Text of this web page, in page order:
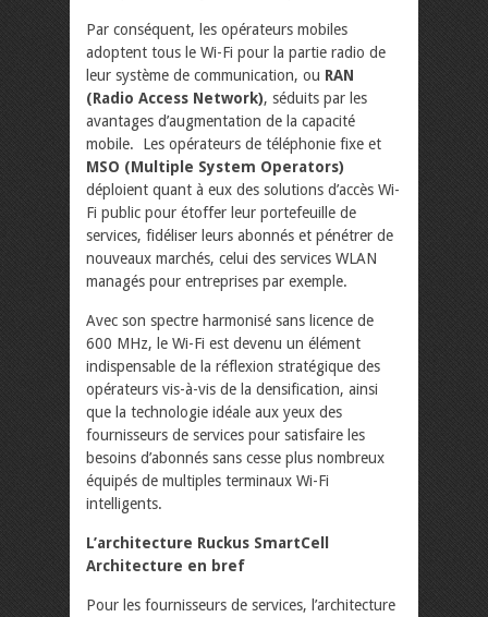
Par conséquent, les opérateurs mobiles
adoptent tous le Wi-Fi pour la partie radio de
leur système de communication, ou RAN
(Radio Access Network), séduits par les
avantages d’augmentation de la capacité
mobile. Les opérateurs de téléphonie fixe et
MSO (Multiple System Operators)
déploient quant à eux des solutions d’accès Wi-
Fi public pour étoffer leur portefeuille de
services, fidéliser leurs abonnés et pénétrer de
nouveaux marchés, celui des services WLAN
managés pour entreprises par exemple.
Avec son spectre harmonisé sans licence de
600 MHz, le Wi-Fi est devenu un élément
indispensable de la réflexion stratégique des
opérateurs vis-à-vis de la densification, ainsi
que la technologie idéale aux yeux des
fournisseurs de services pour satisfaire les
besoins d’abonnés sans cesse plus nombreux
équipés de multiples terminaux Wi-Fi
intelligents.
L’architecture Ruckus SmartCell
Architecture en bref
Pour les fournisseurs de services, l’architecture